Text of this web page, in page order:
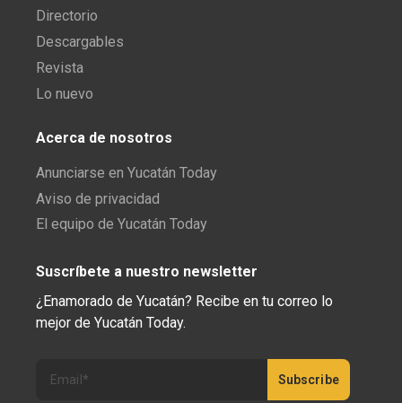
Directorio
Descargables
Revista
Lo nuevo
Acerca de nosotros
Anunciarse en Yucatán Today
Aviso de privacidad
El equipo de Yucatán Today
Suscríbete a nuestro newsletter
¿Enamorado de Yucatán? Recibe en tu correo lo
mejor de Yucatán Today.